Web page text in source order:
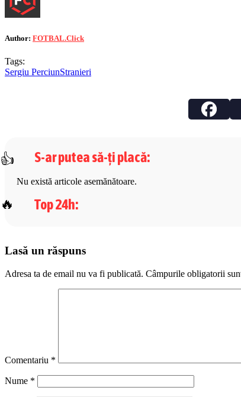
Author: FOTBAL.Click
Tags:
Sergiu PerciunStranieri
S-ar putea să-ți placă:
Nu există articole asemănătoare.
Top 24h:
Lasă un răspuns
Adresa ta de email nu va fi publicată. Câmpurile obligatorii
Comentariu *
Nume *